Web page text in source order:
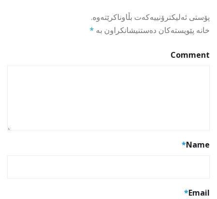
پۆستی ئەلیکترۆنییەکەت بڵاوناکرێتەوە.
خانە پێویستەکان دەستنیشانکراون بە *
Comment
Name
*
Email
*